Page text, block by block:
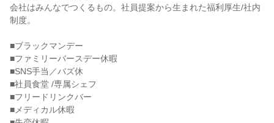
会社はみんなでつくるもの。社員提案から生まれた福利厚生/社内
制度。
■ブラックマンデー
■ファミリーバースデー休暇
■SNS手当／バズ休
■社員食堂 /専属シェフ
■フリードリンクバー
■メディカル休暇